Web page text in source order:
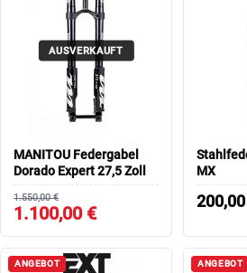
AUSVERKAUFT
MANITOU Federgabel
Dorado Expert 27,5 Zoll
1.550,00 €
1.100,00 €
MX
ANGEBOT ANGEBOT